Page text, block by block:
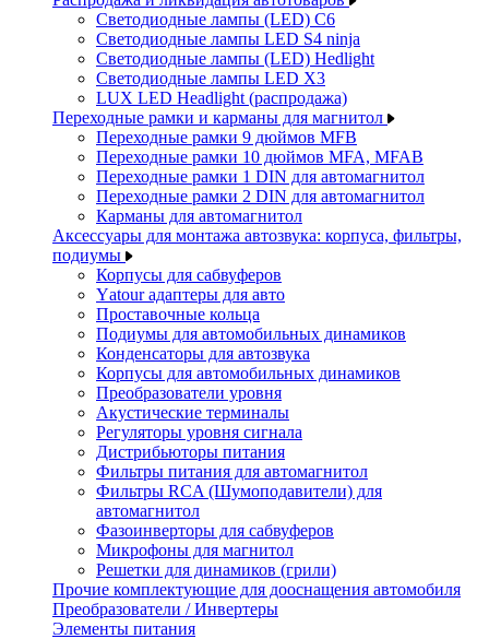
Светодиодные лампы (LED) C6
Светодиодные лампы LED S4 ninja
Светодиодные лампы (LED) Hedlight
Светодиодные лампы LED X3
LUX LED Headlight (распродажа)
Переходные рамки и карманы для магнитол
Переходные рамки 9 дюймов MFB
Переходные рамки 10 дюймов MFA, MFAB
Переходные рамки 1 DIN для автомагнитол
Переходные рамки 2 DIN для автомагнитол
Карманы для автомагнитол
Аксессуары для монтажа автозвука: корпуса, фильтры,
подиумы
Корпусы для сабвуферов
Yаtour адаптеры для авто
Проставочные кольца
Подиумы для автомобильных динамиков
Конденсаторы для автозвука
Корпусы для автомобильных динамиков
Преобразователи уровня
Акустические терминалы
Регуляторы уровня сигнала
Дистрибьюторы питания
Фильтры питания для автомагнитол
Фильтры RCA (Шумоподавители) для
автомагнитол
Фазоинверторы для сабвуферов
Микрофоны для магнитол
Решетки для динамиков (грили)
Прочие комплектующие для дооснащения автомобиля
Преобразователи / Инвертеры
Элементы питания